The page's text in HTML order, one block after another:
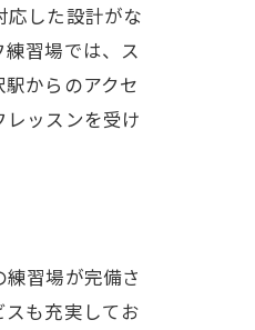
応した設計がな
習場では、ス
からのアクセ
ッスンを受け
習場が完備さ
も充実してお